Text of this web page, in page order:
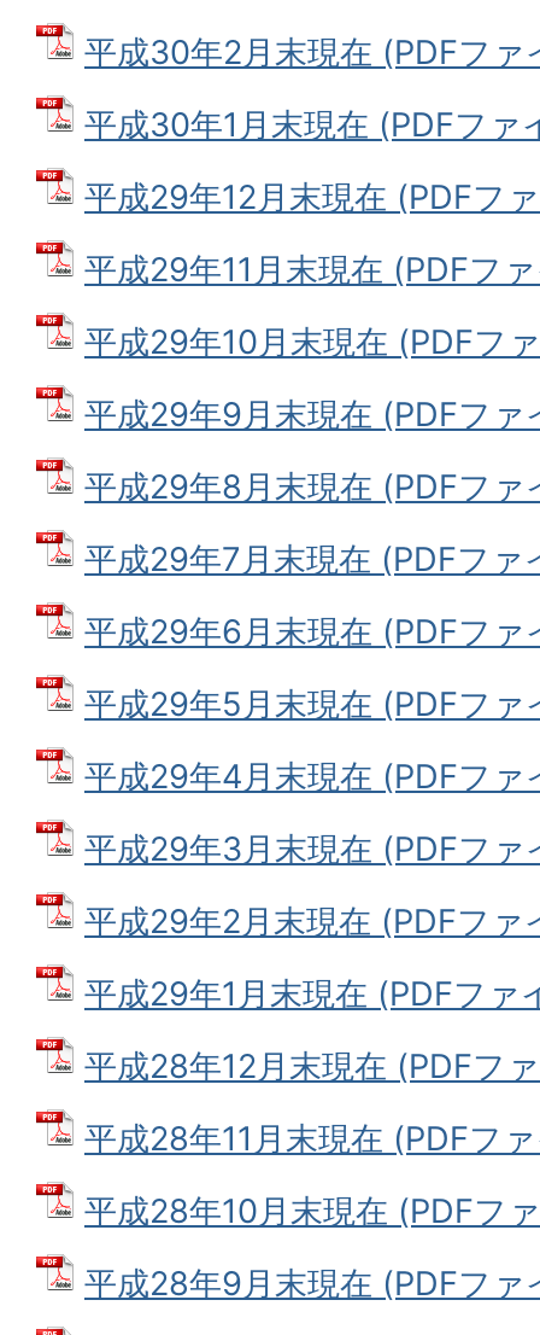
平成30年2月末現在 (PDFフ
平成30年1月末現在 (PDFファ
平成29年12月末現在 (PDFフ
平成29年11月末現在 (PDFフ
平成29年10月末現在 (PDFフ
平成29年9月末現在 (PDFフ
平成29年8月末現在 (PDFフ
平成29年7月末現在 (PDFファ
平成29年6月末現在 (PDFフ
平成29年5月末現在 (PDFフ
平成29年4月末現在 (PDFフ
平成29年3月末現在 (PDFフ
平成29年2月末現在 (PDFファ
平成29年1月末現在 (PDFファ
平成28年12月末現在 (PDFフ
平成28年11月末現在 (PDFフ
平成28年10月末現在 (PDFフ
平成28年9月末現在 (PDFフ